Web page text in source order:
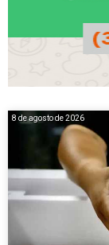
8 de agosto de 2026